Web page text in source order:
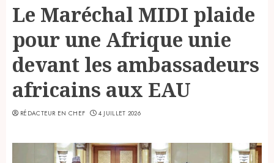
Le Maréchal MIDI plaide
pour une Afrique unie
devant les ambassadeurs
africains aux EAU
RÉDACTEUR EN CHEF 4 JUILLET 2026